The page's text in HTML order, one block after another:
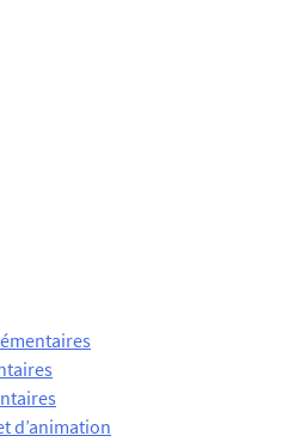
d’animation